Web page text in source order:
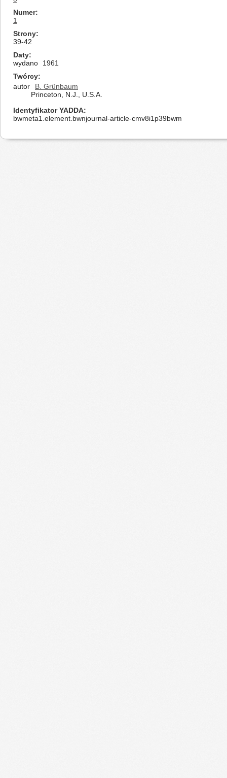
Numer
1
Strony
39-42
Daty
wydano
1961
Twórcy
autor
B. Grünbaum
Princeton, N.J., U.S.A.
Identyfikator YADDA
bwmeta1.element.bwnjournal-article-cmv8i1p39bwm